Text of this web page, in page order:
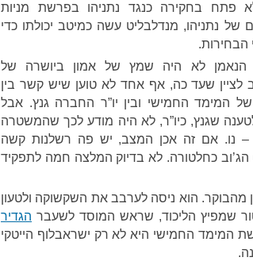
פתח בחקירה כנגד נתניהו בפרשת מניות
של נתניהו, מנדלבליט עשה כמיטב יכולתו כדי
הבחירות.
הנאמן לא היה שמץ של אמון ביושרה של
לציין שעד כה, אף אחד לא טוען שיש קשר בין
המימד החמישי ובין יו”ר החברה גנץ. אבל
שגנץ, כיו”ר, לא היה מודע לכך שהמשטרה
נו. אם זה אכן המצב, יש פה רשלנות קשה
כחלטורה. לא בדיוק המלצה חמה לתפקיד
מהבוקר. הוא ניסה לערבב את השקשוקה ולטעון
שמפיץ הליכוד, שראש המוסד לשעבר הגדיר
המימד החמישי היא לא רק ישראבלוף הייטקי